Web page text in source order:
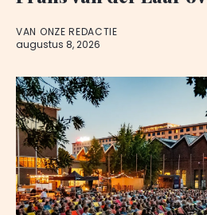
VAN ONZE REDACTIE
augustus 8, 2026